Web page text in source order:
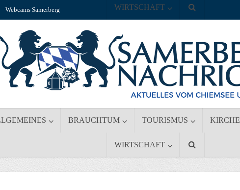
Webcams Samerberg
BRAUCHTUM TOURISMUS KIRCHE
WIRTSCHAFT
WIRTSCHAFT